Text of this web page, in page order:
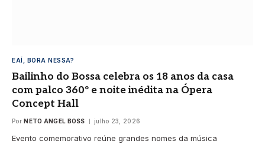
EAÍ, BORA NESSA?
Bailinho do Bossa celebra os 18 anos da casa
com palco 360º e noite inédita na Ópera
Concept Hall
Por NETO ANGEL BOSS julho 23, 2026
Evento comemorativo reúne grandes nomes da música